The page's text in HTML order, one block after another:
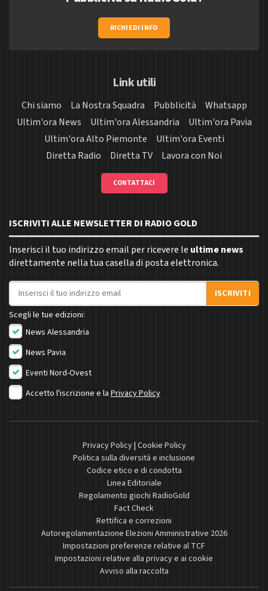
RICHIEDI INFO
Link utili
Chi siamo La Nostra Squadra Pubblicità
Whatsapp
Ultim'ora News
Ultim'ora Alessandria
Ultim'ora Pavia
Ultim'ora Alto Piemonte
Ultim'ora Eventi
Diretta Radio
Diretta TV Lavora con Noi
CONTATTACI
ISCRIVITI ALLE NEWSLETTER DI RADIO GOLD
Inserisci il tuo indirizzo email per ricevere le ultime news
direttamente nella tua casella di posta elettronica.
Indirizzo email
ISCRIVITI
Scegli le tue edizioni:
News Alessandria
News Pavia
Eventi Nord-Ovest
Accetto l'iscrizione e la Privacy Policy
Privacy Policy| Cookie Policy
Politica sulla diversità e inclusione
Codice etico e di condotta
Linea Editoriale
Regolamento giochi RadioGold
Fact Check
Rettifica e correzioni
Autoregolamentazione Elezioni Amministrative 2026
Impostazioni preferenze relative al TCF
Impostazioni relative alla privacy e ai cookie
Avviso alla raccolta